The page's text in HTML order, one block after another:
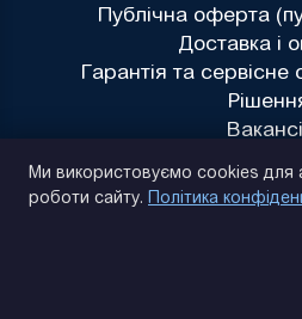
Публічна оферта
Доставка і
Гарантія та сервісне
Ми використовуємо cookies для
роботи сайту. Політика